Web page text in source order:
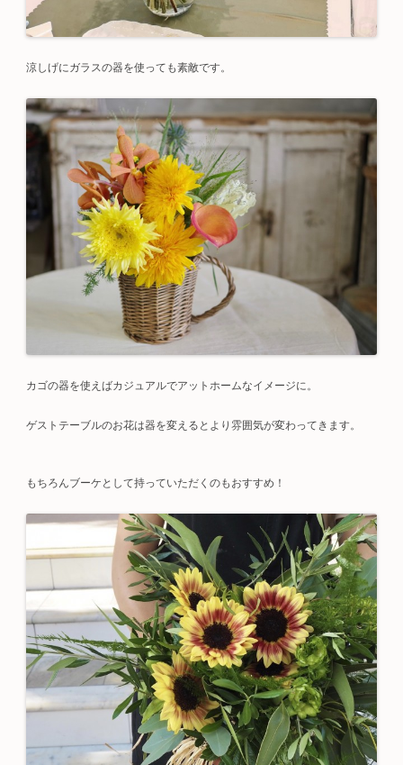
涼しげにガラスの器を使っても素敵です。
カゴの器を使えばカジュアルでアットホームなイメージに。
ゲストテーブルのお花は器を変えるとより雰囲気が変わってきます。
もちろんブーケとして持っていただくのもおすすめ！